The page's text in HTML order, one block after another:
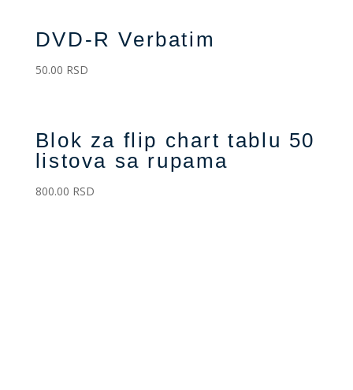
DVD-R Verbatim
50.00 RSD
Blok za flip chart tablu 50
listova sa rupama
800.00 RSD